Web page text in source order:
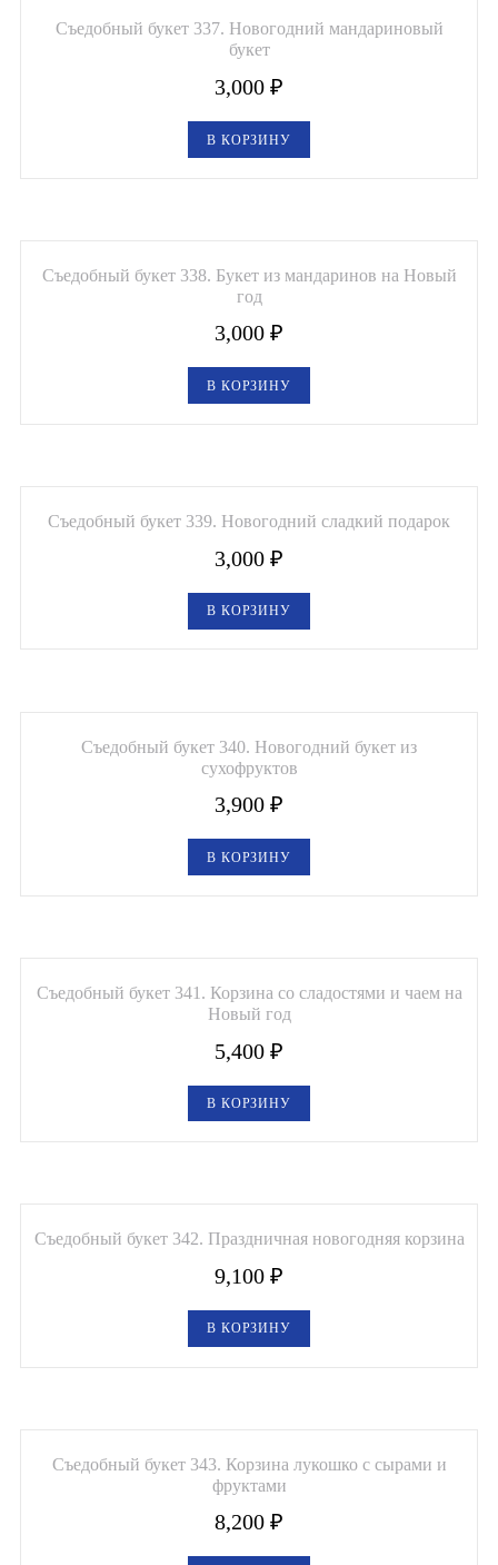
Съедобный букет 337. Новогодний мандариновый
букет
3,000 ₽
В КОРЗИНУ
Съедобный букет 338. Букет из мандаринов на Новый
год
3,000 ₽
В КОРЗИНУ
Съедобный букет 339. Новогодний сладкий подарок
3,000 ₽
В КОРЗИНУ
Съедобный букет 340. Новогодний букет из
сухофруктов
3,900 ₽
В КОРЗИНУ
Съедобный букет 341. Корзина со сладостями и чаем на
Новый год
5,400 ₽
В КОРЗИНУ
Съедобный букет 342. Праздничная новогодняя корзина
9,100 ₽
В КОРЗИНУ
Съедобный букет 343. Корзина лукошко с сырами и
фруктами
8,200 ₽